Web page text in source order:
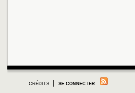
CRÉDITS SE CONNECTER